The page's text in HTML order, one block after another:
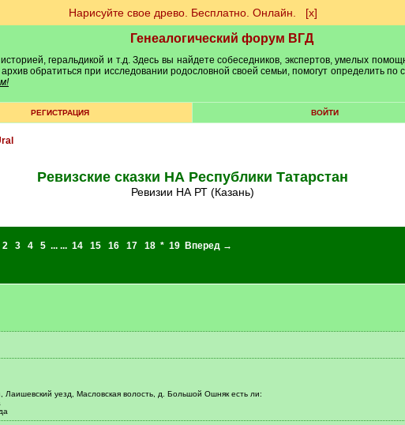
Нарисуйте свое древо. Бесплатно. Онлайн. [х]
Генеалогический форум ВГД
геральдикой и т.д. Здесь вы найдете собеседников, экспертов, умелых
обратиться при исследовании родословной своей семьи, помогут определить
РЕГИСТРАЦИЯ ВОЙТИ
Ревизские сказки НА Республики Татарстан
Ревизии НА РТ (Казань)
2 3 4 5 ... ... 14 15 16 17 18 * 19
Вперед →
Лаишевский уезд, Масловская волость, д. Большой Ошняк есть ли: